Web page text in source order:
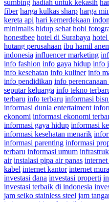
sumbing hadiah untuk kekasih
fiber harga kulkas sharp harga
kereta api hari kemerdekaan
minimalis hidup sehat hobi
honestbee hotel di Surabaya hotel
hutang perusahaan ibu hamil
indonesia influencer marketing
info fashion info gaya hidup info
info kesehatan info kuliner info
info pendidikan info perencanaan
seputar keluarga info tekno
terbaru info terbaru informasi
informasi dunia entertaiment
ekonomi informasi ekonomi
informasi gaya hidup informasi
informasi kesehatan menarik
informasi parenting informasi
terbaru informasi umum
air instalasi pipa air panas internet
kabel internet kantor internet
investasi dana investasi properti
investasi terbaik di indonesia
jam seiko stainless steel jam